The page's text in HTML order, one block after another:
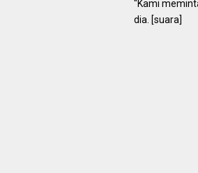
"Kami
dia. [suara]